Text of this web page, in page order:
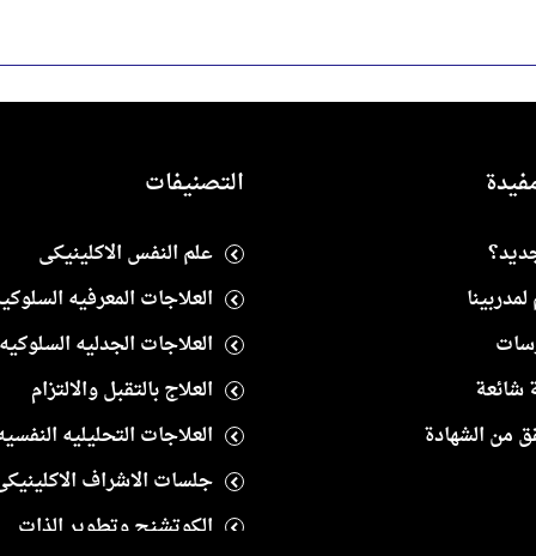
شائعة
من الشهادة
التصنيفات
علم النفس الاكلينيكى
العلاجات المعرفيه
العلاجات الجدليه السلوكيه
العلاج بالتقبل والالتزام
العلاجات التحليليه
جلسات الاشراف
الكوتشنج وتطوير الذات